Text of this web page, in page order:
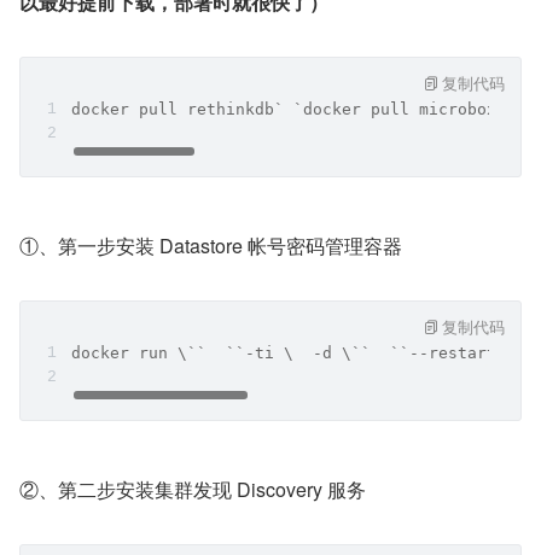
docker pull rethinkdb` `docker pull microbox``/
复制代码
①、第一步安装 Datastore 帐号密码管理容器
docker run \``  ``-ti \  -d \``  ``--
复制代码
②、第二步安装集群发现 Discovery 服务